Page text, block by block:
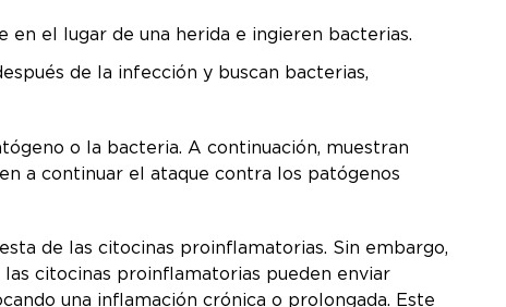
el lugar de una herida e ingieren bacterias.
de la infección y buscan bacterias,
o la bacteria. A continuación, muestran
a continuar el ataque contra los patógenos
de las citocinas proinflamatorias. Sin embargo,
citocinas proinflamatorias pueden enviar
una inflamación crónica o prolongada. Este